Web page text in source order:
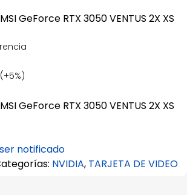
GeForce RTX 3050 VENTUS 2X XS
GeForce RTX 3050 VENTUS 2X XS
notificado
NVIDIA, TARJETA DE VIDEO